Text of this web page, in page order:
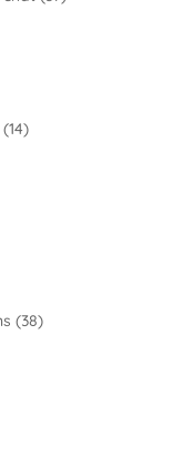
1414
3838